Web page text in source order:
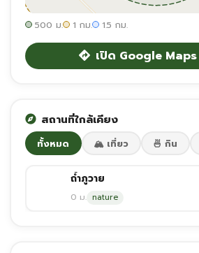
500 ม. 1 กม. 1.5 กม.
เปิด Google
สถานที่ใกล้เคียง
ทั้งหมด 🏔️ เที่ยว 🍜 กิน
ถ้ำภูวาย
0 ม. nature